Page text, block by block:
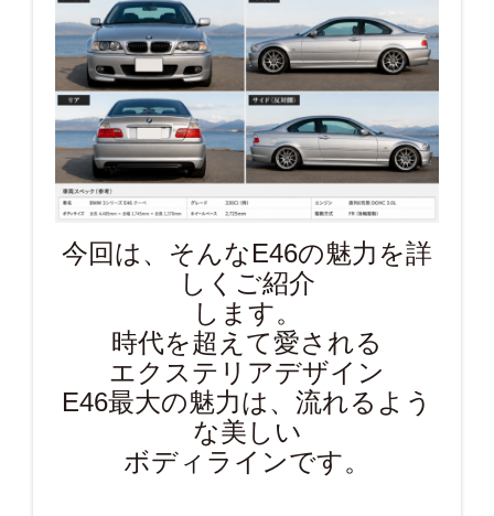
今回は、そんなE46の魅力を詳
しくご紹介
します。
時代を超えて愛される
エクステリアデザイン
E46最大の魅力は、流れるよう
な美しい
ボディラインです。